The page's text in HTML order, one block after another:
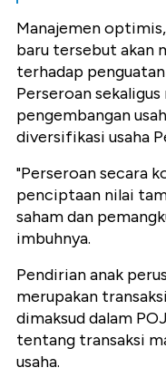
Manajemen
baru tersebut akan
terhadap
Perseroan
pengembangan
diversifikasi usaha
"Perseroan secara
penciptaan nilai
saham dan
imbuhnya.
Pendirian anak
merupakan
dimaksud dalam
tentang transaksi
usaha.